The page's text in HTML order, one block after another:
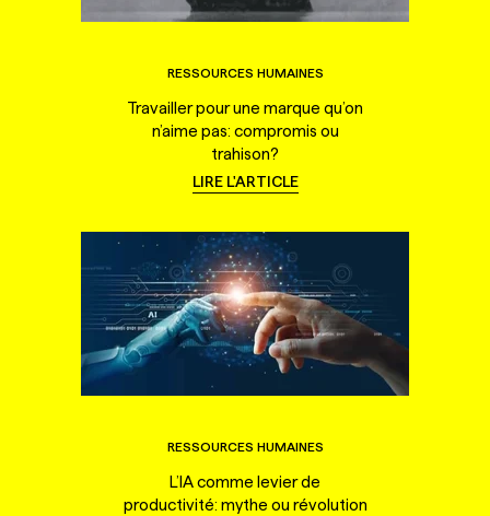
RESSOURCES HUMAINES
Travailler pour une marque qu’on
n’aime pas: compromis ou
trahison?
LIRE L'ARTICLE
RESSOURCES HUMAINES
L’IA comme levier de
productivité: mythe ou révolution